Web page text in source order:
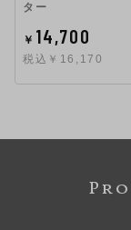
ター
￥ 14,700
税込￥16,170